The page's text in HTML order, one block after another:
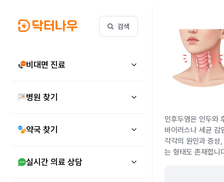
검색
비대면 진료
병원 찾기
약국 찾기
실시간 의료 상담
인후두염은 인두와
바이러스나 세균 감
각각의 원인과 증상
는 형태도 존재합니